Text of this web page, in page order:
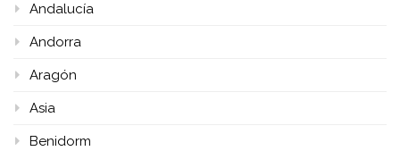
Andalucía
Andorra
Aragón
Asia
Benidorm